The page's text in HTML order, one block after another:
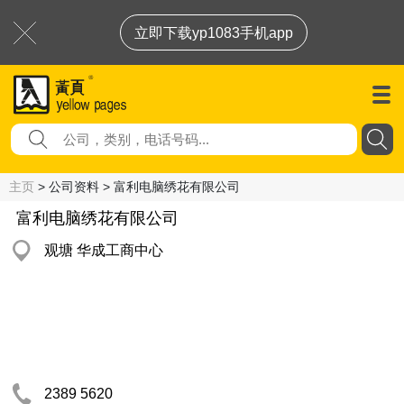
立即下载yp1083手机app
主页 > 公司资料 > 富利电脑绣花有限公司
富利电脑绣花有限公司
观塘 华成工商中心
2389 5620